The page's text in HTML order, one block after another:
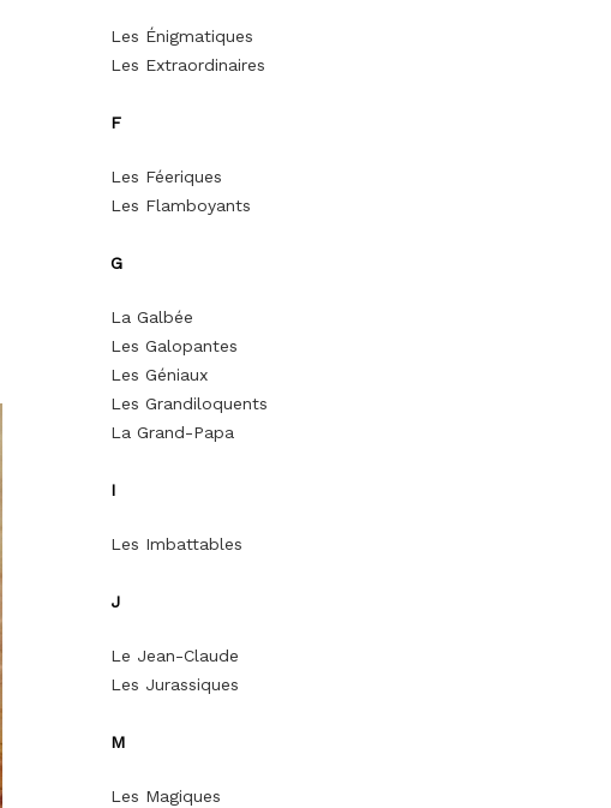
Les Énigmatiques
Les Extraordinaires
F
Les Féeriques
Les Flamboyants
G
La Galbée
Les Galopantes
Les Géniaux
Les Grandiloquents
La Grand-Papa
I
Les Imbattables
J
Le Jean-Claude
Les Jurassiques
M
Les Magiques